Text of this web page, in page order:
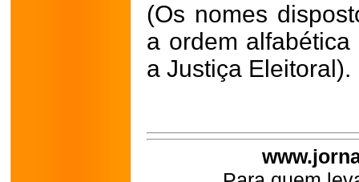
(Os nomes
a ordem
a Justiça Eleitoral).